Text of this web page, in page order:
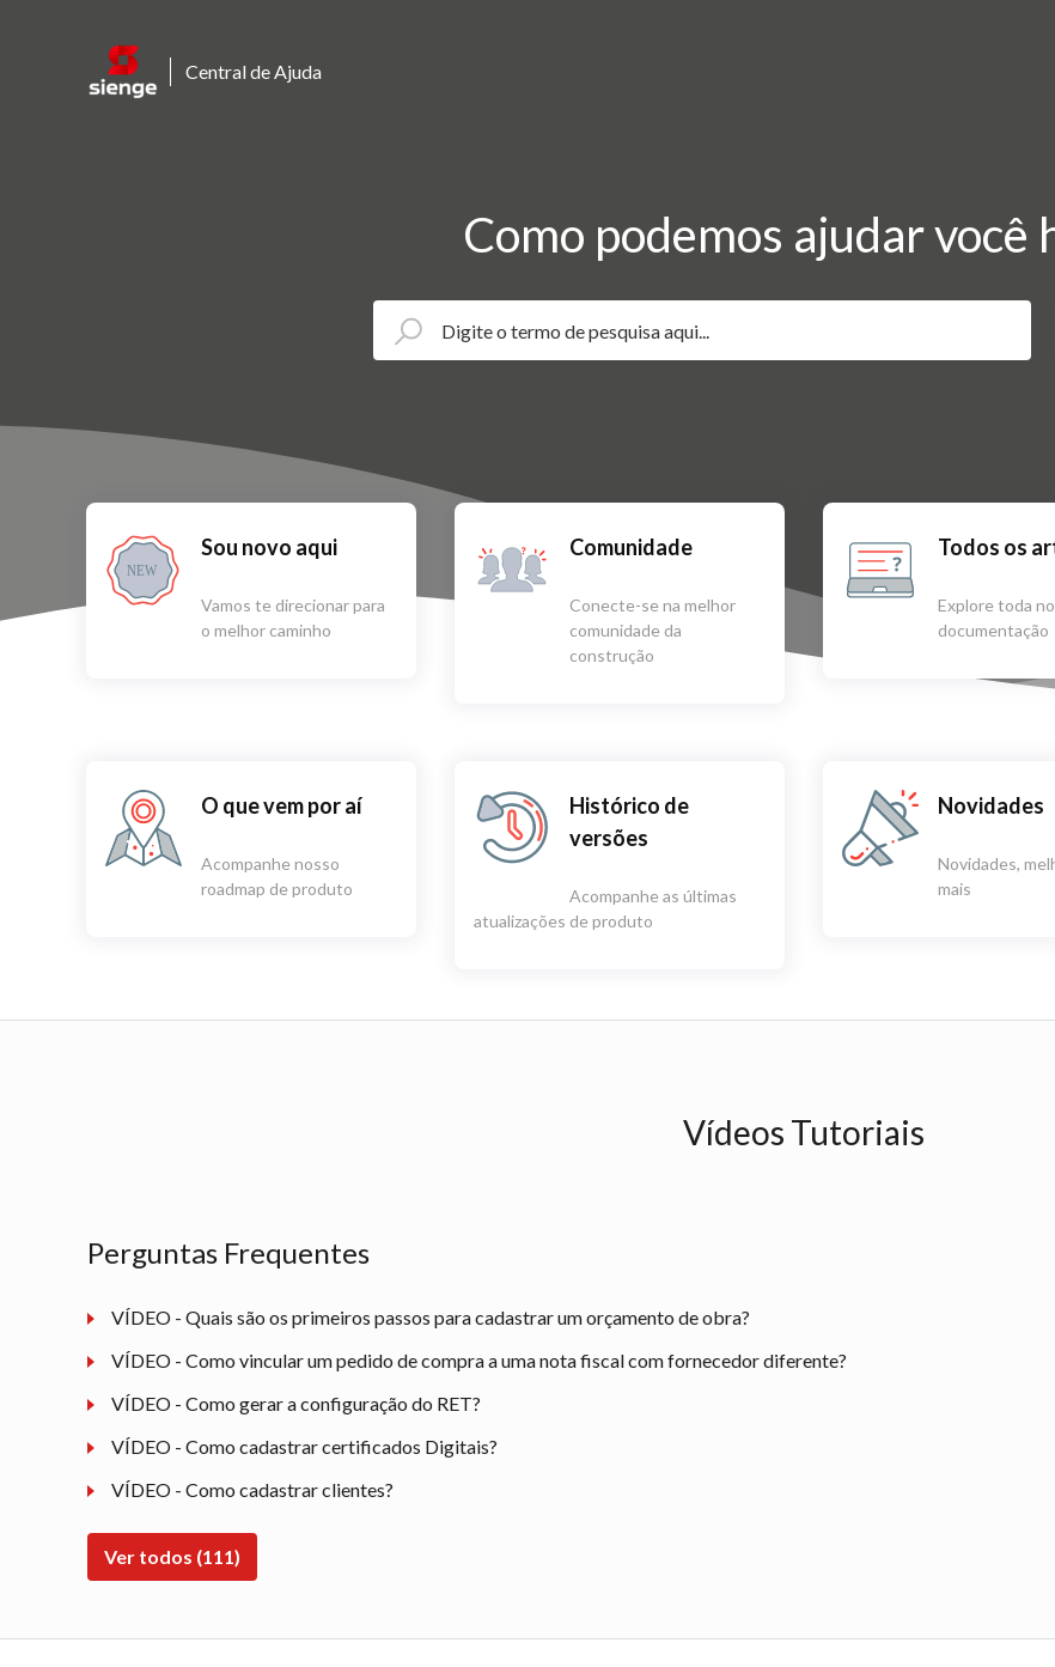
Central de Ajuda
Como podemos ajudar você
NEW
Sou novo aqui
Vamos te direcionar para
o melhor caminho
Comunidade
Conecte-se na melhor
comunidade da
construção
Todos os
Explore toda
documentação
O que vem por aí
Acompanhe nosso
roadmap de produto
Histórico de
versões
Acompanhe as últimas
atualizações de produto
Novidades
Novidades,
mais
Vídeos Tutoriais
Perguntas Frequentes
VÍDEO - Quais são os primeiros passos para cadastrar um orçamento de obra?
VÍDEO - Como vincular um pedido de compra a uma nota fiscal com fornecedor diferente?
VÍDEO - Como gerar a configuração do RET?
VÍDEO - Como cadastrar certificados Digitais?
VÍDEO - Como cadastrar clientes?
Ver todos (111)